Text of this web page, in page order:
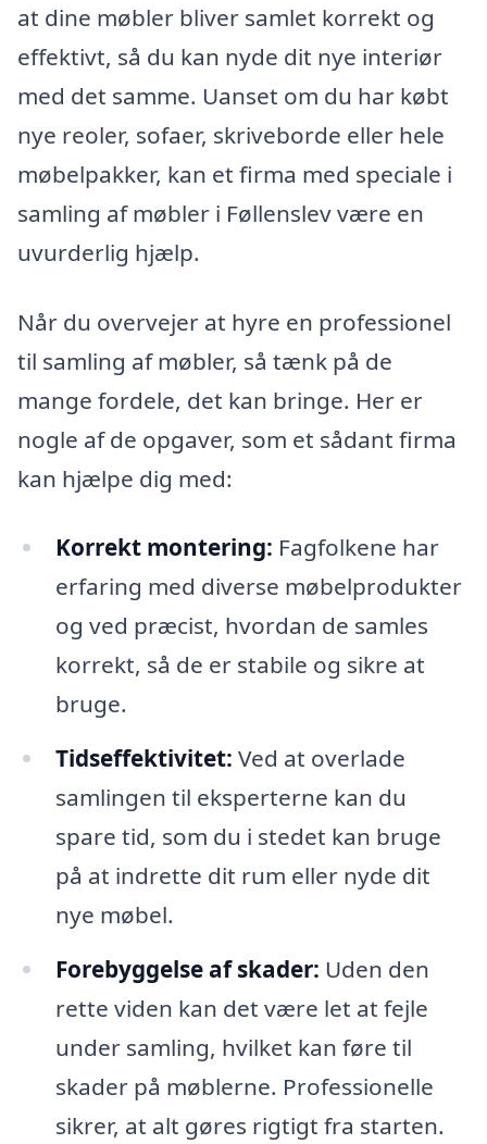
at dine møbler bliver samlet korrekt og
effektivt, så du kan nyde dit nye interiør
med det samme. Uanset om du har købt
nye reoler, sofaer, skriveborde eller hele
møbelpakker, kan et firma med speciale i
samling af møbler i Føllenslev være en
uvurderlig hjælp.
Når du overvejer at hyre en professionel
til samling af møbler, så tænk på de
mange fordele, det kan bringe. Her er
nogle af de opgaver, som et sådant firma
kan hjælpe dig med:
Korrekt montering: Fagfolkene har
erfaring med diverse møbelprodukter
og ved præcist, hvordan de samles
korrekt, så de er stabile og sikre at
bruge.
Tidseffektivitet: Ved at overlade
samlingen til eksperterne kan du
spare tid, som du i stedet kan bruge
på at indrette dit rum eller nyde dit
nye møbel.
Forebyggelse af skader: Uden den
rette viden kan det være let at fejle
under samling, hvilket kan føre til
skader på møblerne. Professionelle
sikrer, at alt gøres rigtigt fra starten.